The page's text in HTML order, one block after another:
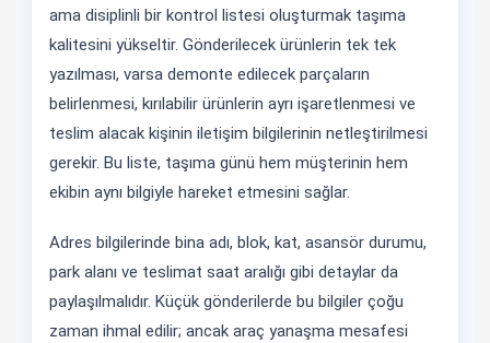
ama disiplinli bir kontrol listesi oluşturmak taşıma
kalitesini yükseltir. Gönderilecek ürünlerin tek tek
yazılması, varsa demonte edilecek parçaların
belirlenmesi, kırılabilir ürünlerin ayrı işaretlenmesi ve
teslim alacak kişinin iletişim bilgilerinin netleştirilmesi
gerekir. Bu liste, taşıma günü hem müşterinin hem
ekibin aynı bilgiyle hareket etmesini sağlar.
Adres bilgilerinde bina adı, blok, kat, asansör durumu,
park alanı ve teslimat saat aralığı gibi detaylar da
paylaşılmalıdır. Küçük gönderilerde bu bilgiler çoğu
zaman ihmal edilir; ancak araç yanaşma mesafesi